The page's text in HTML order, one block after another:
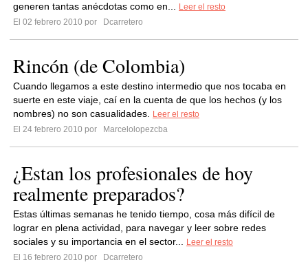
generen tantas anécdotas como en...
Leer el resto
El 02 febrero 2010 por
Dcarretero
Rincón (de Colombia)
Cuando llegamos a este destino intermedio que nos tocaba en
suerte en este viaje, caí en la cuenta de que los hechos (y los
nombres) no son casualidades.
Leer el resto
El 24 febrero 2010 por
Marcelolopezcba
¿Estan los profesionales de hoy
realmente preparados?
Estas últimas semanas he tenido tiempo, cosa más difícil de
lograr en plena actividad, para navegar y leer sobre redes
sociales y su importancia en el sector...
Leer el resto
El 16 febrero 2010 por
Dcarretero